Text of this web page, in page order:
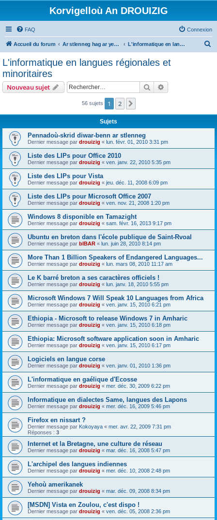
Korvigelloù An DROUIZIG
FAQ Connexion
Accueil du forum Ar stlenneg hag ar yezhoù bihan er bed a-bezh L'informatique en langues régionales et minoritaires
c
r
L'informatique en langues régionales et
minoritaires
Nouveau sujet Rechercher
56 sujets 1 2
Sujets
Pennadoù-skrid diwar-benn ar stlenneg
Dernier message par drouizig « lun. févr. 01, 2010 3:31 pm
Liste des LIPs pour Office 2010
Dernier message par drouizig « ven. janv. 22, 2010 5:35 pm
Liste des LIPs pour Vista
Dernier message par drouizig « jeu. déc. 11, 2008 6:09 pm
Liste des LIPs pour Microsoft Office 2007
Dernier message par drouizig « ven. nov. 21, 2008 1:20 pm
Windows 8 disponible en Tamazight
Dernier message par drouizig « sam. févr. 16, 2013 9:17 pm
Ubuntu en breton dans l'école publique de Saint-Rvoal
Dernier message par bIBAR « lun. juin 28, 2010 8:14 pm
More Than 1 Billion Speakers of Endangered Languages...
Dernier message par drouizig « lun. mars 08, 2010 11:17 am
Le K barré breton a ses caractères officiels !
Dernier message par drouizig « lun. janv. 18, 2010 5:55 pm
Microsoft Windows 7 Will Speak 10 Languages from Africa
Dernier message par drouizig « ven. janv. 15, 2010 6:21 pm
Ethiopia - Microsoft to release Windows 7 in Amharic
Dernier message par drouizig « ven. janv. 15, 2010 6:18 pm
Ethiopia: Microsoft software application soon in Amharic
Dernier message par drouizig « ven. janv. 15, 2010 6:17 pm
Logiciels en langue corse
Dernier message par drouizig « ven. janv. 01, 2010 1:36 pm
L'informatique en gaélique d'Ecosse
Dernier message par drouizig « mer. déc. 30, 2009 6:22 pm
Informatique en dialectes Same, langues des Lapons
Dernier message par drouizig « mer. déc. 16, 2009 5:46 pm
Firefox en nissart ?
Dernier message par Kokoyaya « mer. avr. 22, 2009 7:31 pm
Réponses : 3
Internet et la Bretagne, une culture de réseau
Dernier message par drouizig « mar. déc. 16, 2008 5:47 pm
L'archipel des langues indiennes
Dernier message par drouizig « mer. déc. 10, 2008 2:48 pm
Yehoù amerikanek
Dernier message par drouizig « mar. déc. 09, 2008 8:34 pm
[MSDN] Vista en Zoulou, c'est dispo !
Dernier message par drouizig « ven. déc. 05, 2008 2:36 pm